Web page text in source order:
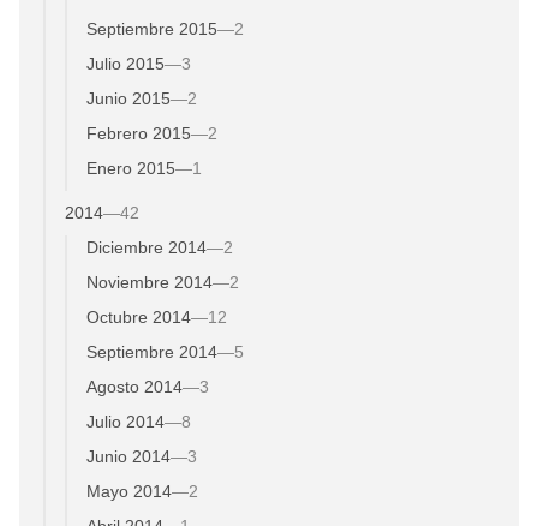
Septiembre 2015—2
Julio 2015—3
Junio 2015—2
Febrero 2015—2
Enero 2015—1
2014—42
Diciembre 2014—2
Noviembre 2014—2
Octubre 2014—12
Septiembre 2014—5
Agosto 2014—3
Julio 2014—8
Junio 2014—3
Mayo 2014—2